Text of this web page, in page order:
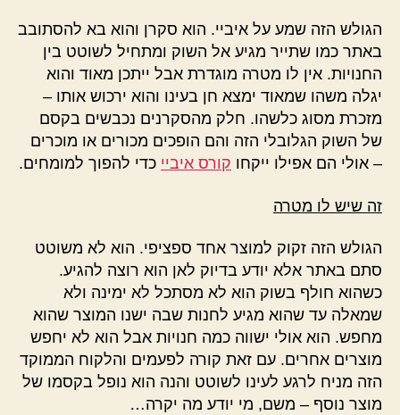
הגולש הזה שמע על איביי. הוא סקרן והוא בא להסתובב
באתר כמו שתייר מגיע אל השוק ומתחיל לשוטט בין
החנויות. אין לו מטרה מוגדרת אבל ייתכן מאוד והוא
יגלה משהו שמאוד ימצא חן בעינו והוא ירכוש אותו –
מזכרת מסוג כלשהו. חלק מהסקרנים נכבשים בקסם
של השוק הגלובלי הזה והם הופכים מכורים או מוכרים
– אולי הם אפילו ייקחו קורס איביי כדי להפוך למומחים.
זה שיש לו מטרה
הגולש הזה זקוק למוצר אחד ספציפי. הוא לא משוטט
סתם באתר אלא יודע בדיוק לאן הוא רוצה להגיע.
כשהוא חולף בשוק הוא לא מסתכל לא ימינה ולא
שמאלה עד שהוא מגיע לחנות שבה ישנו המוצר שהוא
מחפש. הוא אולי ישווה כמה חנויות אבל הוא לא יחפש
מוצרים אחרים. עם זאת קורה לפעמים והלקוח הממוקד
הזה מניח לרגע לעינו לשוטט והנה הוא נופל בקסמו של
מוצר נוסף – משם, מי יודע מה יקרה…